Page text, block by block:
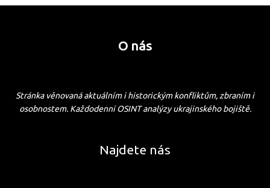
O nás
Stránka věnovaná aktuálním i historickým konfliktům, zbraním i
osobnostem. Každodenní OSINT analýzy ukrajinského bojiště.
Najdete nás